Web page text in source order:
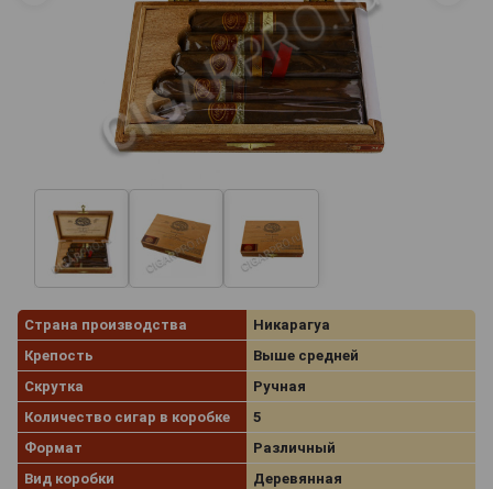
Страна производства
Никарагуа
Крепость
Выше средней
Скрутка
Ручная
Количество сигар в коробке
5
Формат
Различный
Вид коробки
Деревянная